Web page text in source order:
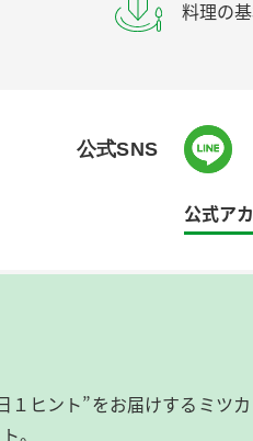
料理の
公式SNS
公式ア
１ヒント”をお届けするミツカ
。